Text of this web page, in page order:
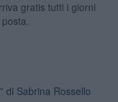
gratis tutti i giorni
di Sabrina Rossello